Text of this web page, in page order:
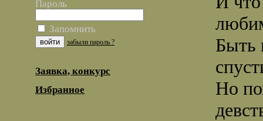
Пароль
Запомнить
забыли пароль ?
Заявка, конкурс
Избранное
Быть
Но